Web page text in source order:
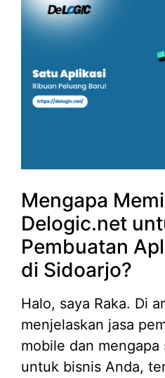
Mengapa
Delogic.net
Pembuatan
di Sidoarjo?
Halo, saya Raka. Di
menjelaskan jasa
mobile dan
untuk bisnis Anda,